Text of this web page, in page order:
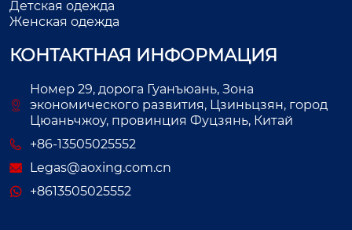
Детская одежда
Женская одежда
КОНТАКТНАЯ ИНФОРМАЦИЯ
Номер 29, дорога Гуанъюань, Зона
экономического развития, Цзиньцзян, город
Цюаньчжоу, провинция Фуцзянь, Китай
+86-13505025552
Legas@aoxing.com.cn
+8613505025552